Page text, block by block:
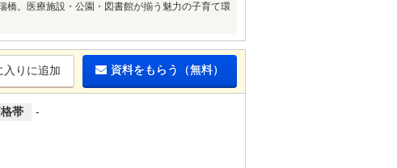
橋。医療施設・公園・図書館が揃う魅力の子育て環
入りに追加 資料をもらう（無料）
帯
-